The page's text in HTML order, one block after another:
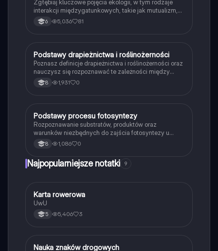
Zgłębiaj kluczowe pojęcia ekologii, w tym rodzaje
interakcji międzygatunkowych, takie jak mutualizm,
komensalizm, drapieżnictwo i pasożytnictwo.
Dowiedz się o strukturze populacji, ekosystemach
6 5,036 81
PBiologia
Podstawy drapieżnictwa i roślinożerności
Poznasz definicje drapieżnictwa i roślinożerności oraz
nauczysz się rozpoznawać te zależności między
organizmami w przyrodzie.
8 1,931 0
PBiologia
Podstawy procesu fotosyntezy
Rozpoznawanie substratów, produktów oraz
warunków niezbędnych do zajścia fotosyntezy u
roślin.
8 1,086 0
Najpopularniejsze notatki 9
KTechnika
Karta rowerowa
UwU
5 5,406 3
Technika
Nauka znaków drogowych